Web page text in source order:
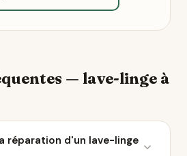
— lave-linge à
réparation d'un lave-linge